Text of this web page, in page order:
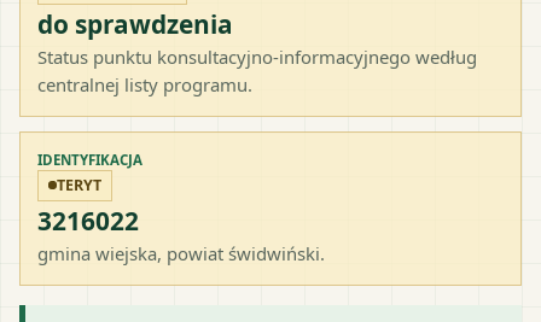
do sprawdzenia
Status punktu konsultacyjno-informacyjnego według
centralnej listy programu.
IDENTYFIKACJA
TERYT
3216022
gmina wiejska, powiat świdwiński.